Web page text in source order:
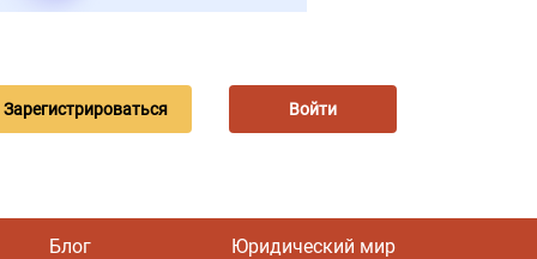
Зарегистрироваться Войти
Блог Юридический мир